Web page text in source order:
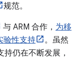
规范。
与 ARM 合作， 为移
验性支持
。虽然
仍在不断发展，